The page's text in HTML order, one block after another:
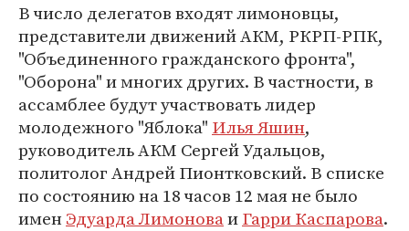
В число делегатов входят лимоновцы,
представители движений АКМ, РКРП-РПК,
"Объединенного гражданского фронта",
"Оборона" и многих других. В частности, в
ассамблее будут участвовать лидер
молодежного "Яблока" Илья Яшин,
руководитель АКМ Сергей Удальцов,
политолог Андрей Пионтковский. В списке
по состоянию на 18 часов 12 мая не было
именЭдуарда ЛимоноваиГарри Каспарова.